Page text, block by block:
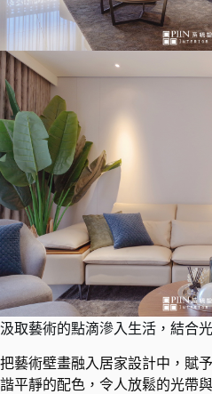
汲取藝術的點滴滲入生活，結合
把藝術壁畫融入居家設計中，賦
諧平靜的配色，令人放鬆的光帶